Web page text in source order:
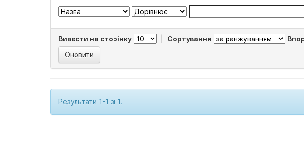
Вивести на сторінку Сортування
Результати 1-1 зі 1.